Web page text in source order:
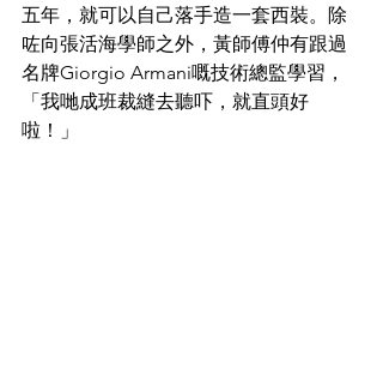
五年，就可以自己落手造一套西裝。除
咗向張活海學師之外，黃師傅仲有跟過
名牌Giorgio Armani嘅技術總監學習，
「我哋成班裁縫去聽吓，就直頭好
啦！」